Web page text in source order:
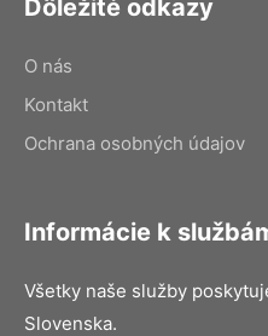
Dôležité odkazy
O nás
Kontakt
Ochrana osobných údajov
Informácie k
Všetky naše služby
Slovenska.